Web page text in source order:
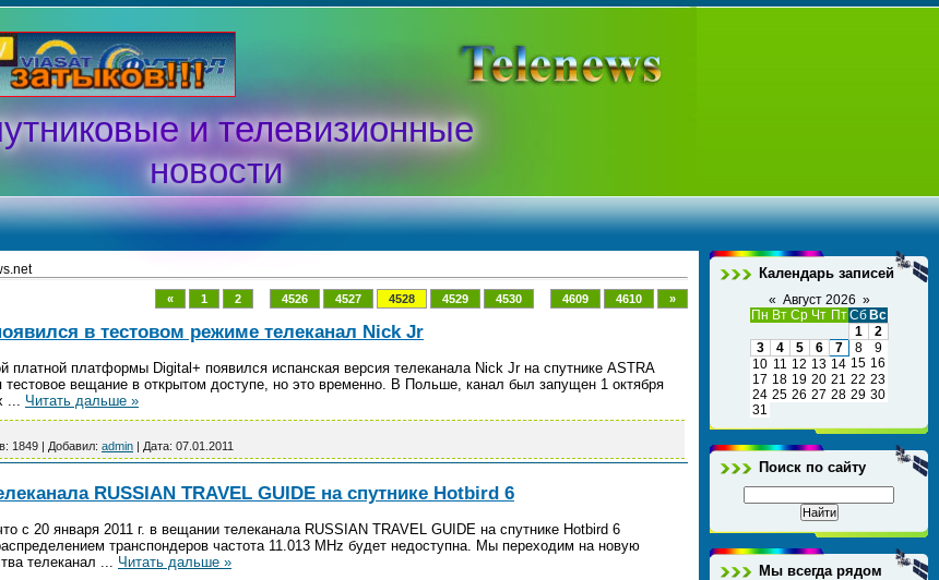
и телевизионные
новости
« 1 2 4526 4527 4528 4529 4530 4609 4610 »
в тестовом режиме телеканал Nick Jr
платной платформы Digital+ появился испанская версия телеканала Nick Jr на спутнике ASTRA
вещание в открытом доступе, но это временно. В Польше, канал был запущен 1 октября
... Читать дальше »
1849 | Добавил: admin | Дата: 07.01.2011
RUSSIAN TRAVEL GUIDE на спутнике Hotbird 6
с 20 января 2011 г. в вещании телеканала RUSSIAN TRAVEL GUIDE на спутнике Hotbird 6
транспондеров частота 11.013 MHz будет недоступна. Мы переходим на новую
телеканал ... Читать дальше »
Календарь записей
« Август 2026 »
Пн Вт Ср Чт ПтСб Вс
1
2
3
4 5 6 7 8
9
10 11 12 13 14 15 16
17 18 19 20 21 22 23
24 25 26 27 28 29 30
31
Поиск по сайту
Мы всегда рядом